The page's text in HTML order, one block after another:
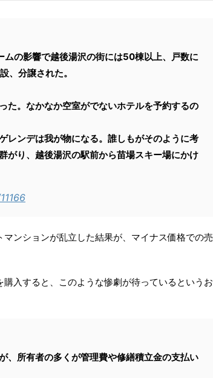
の影響で越後湯沢の街には50棟以上、戸数に
、分譲された。
た。なかなか空室がでないホテルを予約するの
レンデは我が物になる。誰しもがそのように考
がり、越後湯沢の駅前から苗場スキー場にかけ
ンションが乱立した結果が、マイナス価格での売
入すると、このような惨劇が待っているというお
、所有者の多くが管理費や修繕積立金の支払い